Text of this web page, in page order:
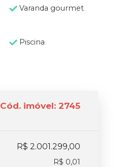
Varanda gourmet
Piscina
Cód. imóvel: 2745
R$ 2.001.299,00
R$ 0,01